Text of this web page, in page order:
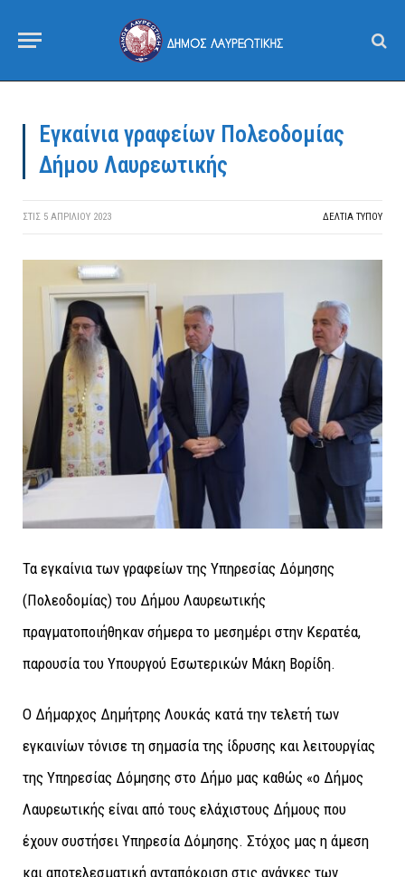
Εγκαίνια γραφείων Πολεοδομίας
Δήμου Λαυρεωτικής
ΣΤΙΣ 5 ΑΠΡΙΛΊΟΥ 2023 ΔΕΛΤΙΑ ΤΥΠΟΥ
Τα εγκαίνια των γραφείων της Υπηρεσίας Δόμησης
(Πολεοδομίας) του Δήμου Λαυρεωτικής
πραγματοποιήθηκαν σήμερα το μεσημέρι στην Κερατέα,
παρουσία του Υπουργού Εσωτερικών Μάκη Βορίδη.
Ο Δήμαρχος Δημήτρης Λουκάς κατά την τελετή των
εγκαινίων τόνισε τη σημασία της ίδρυσης και λειτουργίας
της Υπηρεσίας Δόμησης στο Δήμο μας καθώς «ο Δήμος
Λαυρεωτικής είναι από τους ελάχιστους Δήμους που
έχουν συστήσει Υπηρεσία Δόμησης. Στόχος μας η άμεση
και αποτελεσματική ανταπόκριση στις ανάγκες των